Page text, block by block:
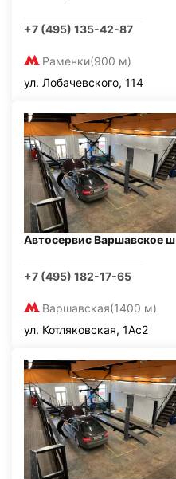
+7 (495) 135-42-87
Раменки(900 м)
ул. Лобачевского, 114
Автосервис Варшавское ш
+7 (495) 182-17-65
Варшавская(1400 м)
ул. Котляковская, 1Ас2